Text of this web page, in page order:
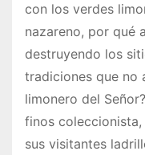
con los verdes
nazareno, por qué
destruyendo los
tradiciones que no
limonero del
finos coleccionista,
sus visitantes